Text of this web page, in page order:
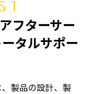
フターサー
タルサポー
製品の設計、製